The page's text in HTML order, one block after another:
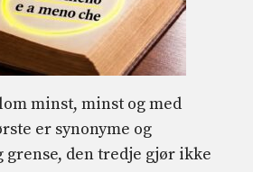
minst, minst og med
er synonyme og
den tredje gjør ikke